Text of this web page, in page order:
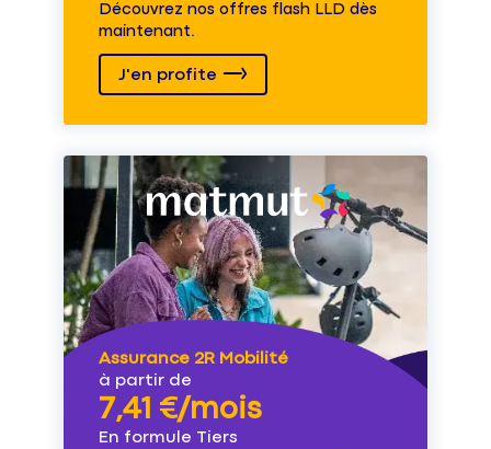
Découvrez nos offres flash LLD dès
maintenant.
J'en profite
Assurance 2R Mobilité
à partir de
7,41 €/mois
En formule Tiers